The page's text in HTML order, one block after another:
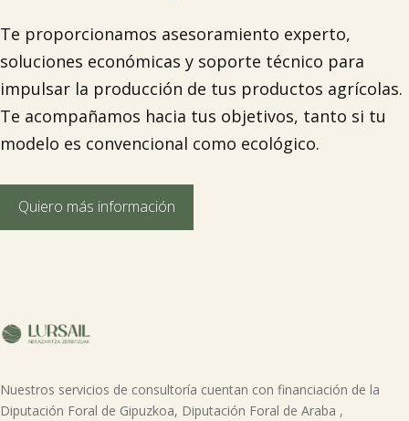
Te proporcionamos asesoramiento experto,
soluciones económicas y soporte técnico para
impulsar la producción de tus productos agrícolas.
Te acompañamos hacia tus objetivos, tanto si tu
modelo es convencional como ecológico.
Quiero más información
Nuestros servicios de consultoría cuentan con financiación de la
Diputación Foral de Gipuzkoa, Diputación Foral de Araba ,